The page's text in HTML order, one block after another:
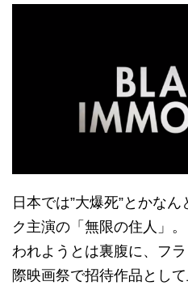
日本では”大爆死”とかな
ク主演の「無限の住人」
われようとは裏腹に、フ
際映画祭で招待作品とし